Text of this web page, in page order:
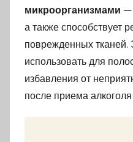
микроорганизмами —
а также способствует
поврежденных тканей.
использовать для
избавления от
после приема